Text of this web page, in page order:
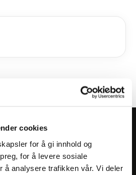
cookies
for å gi innhold og
for å levere sosiale
å analysere trafikken vår. Vi deler
nyhetsbrev!
produkter,
kampanjer.